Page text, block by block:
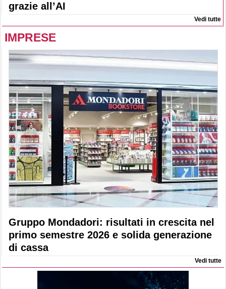
grazie all’AI
Vedi tutte
IMPRESE
Gruppo Mondadori: risultati in crescita nel
primo semestre 2026 e solida generazione
di cassa
Vedi tutte